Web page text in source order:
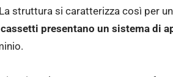
struttura si caratterizza così per
cassetti presentano un sistema di